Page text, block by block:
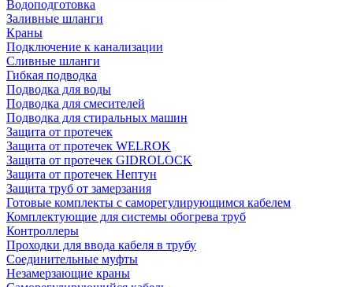
Водоподготовка
Заливные шланги
Краны
Подключение к канализации
Сливные шланги
Гибкая подводка
Подводка для воды
Подводка для смесителей
Подводка для стиральных машин
Защита от протечек
Защита от протечек WELROK
Защита от протечек GIDROLOCK
Защита от протечек Нептун
Защита труб от замерзания
Готовые комплекты с саморегулирующимся кабелем
Комплектующие для системы обогрева труб
Контроллеры
Проходки для ввода кабеля в трубу
Соединительные муфты
Незамерзающие краны